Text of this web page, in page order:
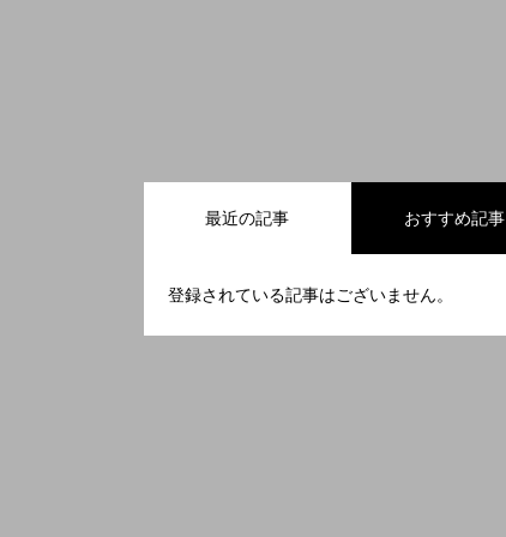
最近の記事 おすすめ記事
登録されている記事はございません。